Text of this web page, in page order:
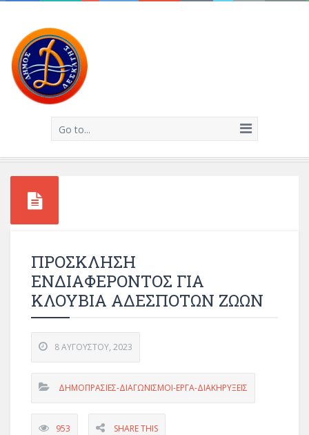
Go to...
ΠΡΟΣΚΛΗΣΗ
ΕΝΔΙΑΦΕΡΟΝΤΟΣ ΓΙΑ
ΚΛΟΥΒΙΑ ΑΔΕΣΠΟΤΩΝ ΖΩΩΝ
8 ΑΥΓΟΎΣΤΟΥ, 2023
ΔΗΜΟΠΡΑΣΙΕΣ-ΔΙΑΓΩΝΙΣΜΟΙ-ΕΡΓΑ-ΔΙΑΚΗΡΥΞΕΙΣ
953 SHARE THIS